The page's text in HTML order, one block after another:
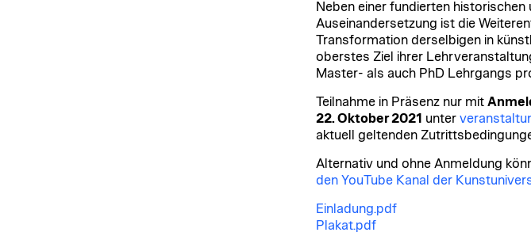
Neben einer fundierten historischen
Auseinandersetzung ist die
Transformation derselbigen in
oberstes Ziel ihrer
Master- als auch PhD Lehrgangs
Teilnahme in Präsenz nur mit
22. Oktober 2021 unter
aktuell geltenden
Alternativ und ohne Anmeldung
den YouTube Kanal der
Einladung.pdf
Plakat.pdf